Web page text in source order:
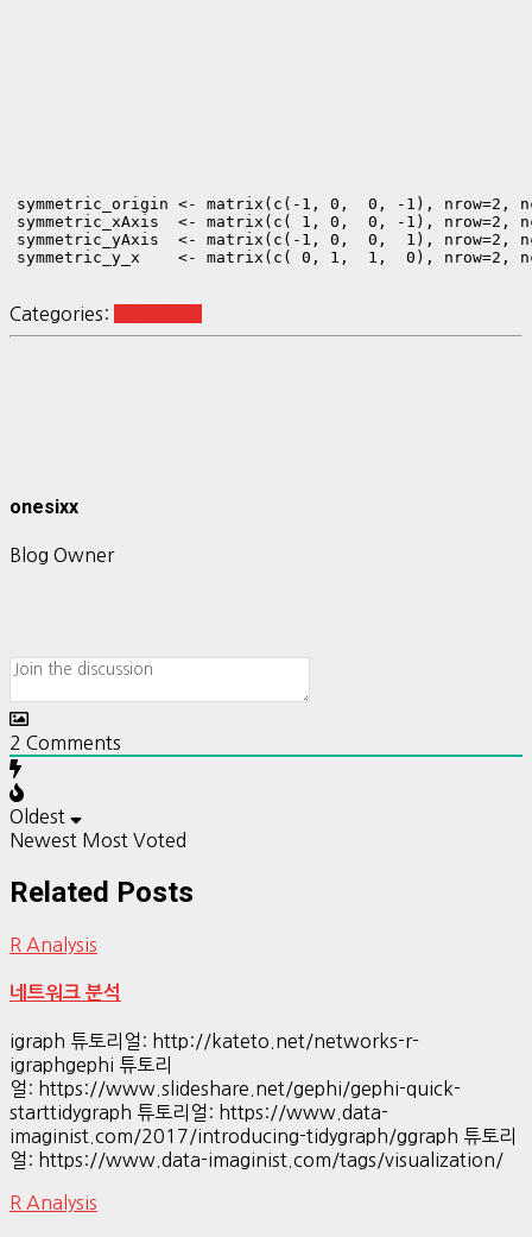
symmetric_origin <- matrix(c(-1, 0,  0, -1), nrow=2,
symmetric_xAxis  <- matrix(c( 1, 0,  0, -1), nrow=2,
symmetric_yAxis  <- matrix(c(-1, 0,  0,  1), nrow=2,
symmetric_y_x    <- matrix(c( 0, 1,  1,  0), nrow=2,
Categories:
onesixx
Blog Owner
2 Comments
Oldest
Newest Most Voted
Related Posts
R Analysis
네트워크 분석
igraph 튜토리얼: http://kateto.net/networks-r-
igraphgephi 튜토리
얼: https://www.slideshare.net/gephi/gephi-quick-
starttidygraph 튜토리얼: https://www.data-
imaginist.com/2017/introducing-tidygraph/ggraph 튜토리
얼: https://www.data-imaginist.com/tags/visualization/
R Analysis